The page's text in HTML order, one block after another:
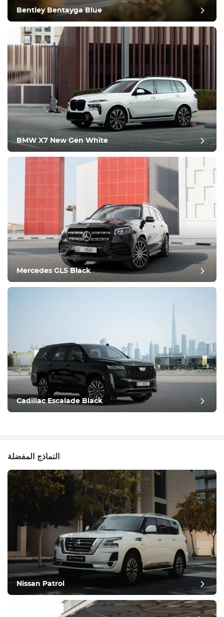
يقود
حالة
مراجعة آخر
Bentley Bentayga Blue
BMW X7 New Gen White
Mercedes GLS Black
Cadillac Escalade Black
النماذج المفضلة
Nissan Patrol